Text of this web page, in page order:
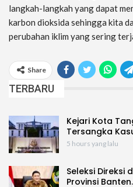
langkah-langkah yang dapat
karbon dioksida sehingga kita
perubahan iklim yang sering
Share
TERBARU
Kejari Kota
Tersangka
5 hours yang lalu
Seleksi Direksi
Provinsi